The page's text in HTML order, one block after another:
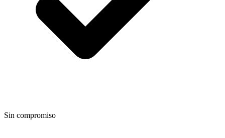
Sin compromiso